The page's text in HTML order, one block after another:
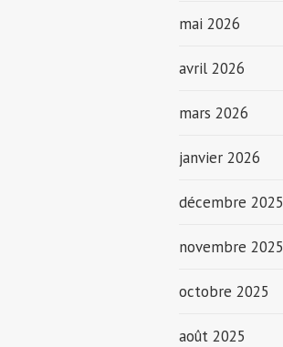
mai 2026
avril 2026
mars 2026
janvier 2026
décembre 2025
novembre 2025
octobre 2025
août 2025